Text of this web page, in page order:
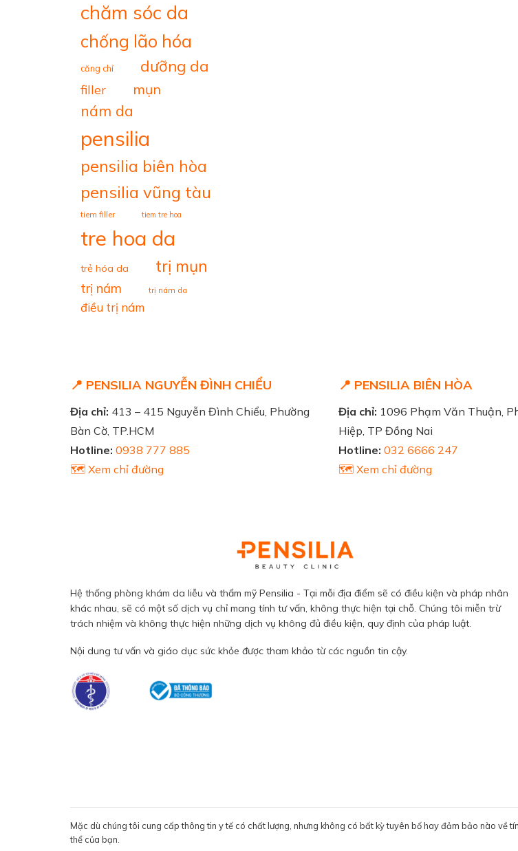
chăm sóc da
chống lão hóa
căng chỉ dưỡng da
filler mụn
nám da
pensilia
pensilia biên hòa
pensilia vũng tàu
tiem filler tiem tre hoa
tre hoa da
trẻ hóa da trị mụn
trị nám trị nám da
điều trị nám
📍 PENSILIA NGUYỄN ĐÌNH CHIỂU
Địa chỉ: 413 – 415 Nguyễn Đình Chiểu, Phường
Bàn Cờ, TP.HCM
Hotline: 0938 777 885
🗺️ Xem chỉ đường
📍 PENSILIA BIÊN HÒA
Địa chỉ: 1096 Phạm Văn Thuận,
Hiệp, TP Đồng Nai
Hotline: 032 6666 247
🗺️ Xem chỉ đường
Hệ thống phòng khám da liễu và thẩm mỹ Pensilia - Tại mỗi địa điểm sẽ có điều kiện và pháp nhân
khác nhau, sẽ có một số dịch vụ chỉ mang tính tư vấn, không thực hiện tại chỗ. Chúng tôi miễn trừ
trách nhiệm và không thực hiện những dịch vụ không đủ điều kiện, quy định của pháp luật.
Nội dung tư vấn và giáo dục sức khỏe được tham khảo từ các nguồn tin cậy.
Mặc dù chúng tôi cung cấp thông tin y tế có chất lượng, nhưng không có bất kỳ tuyên bố hay đảm bảo nào về
thể của bạn.